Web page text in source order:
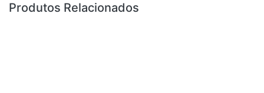
Produtos Relacionados